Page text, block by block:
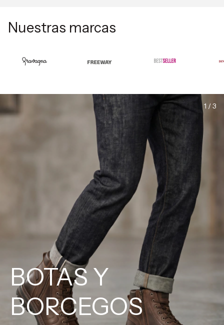
Nuestras marcas
1 / 3
BOTAS Y
BORCEGOS